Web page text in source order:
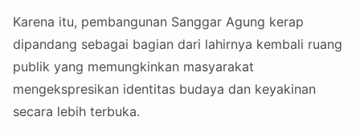
Karena itu, pembangunan Sanggar Agung kerap
dipandang sebagai bagian dari lahirnya kembali ruang
publik yang memungkinkan masyarakat
mengekspresikan identitas budaya dan keyakinan
secara lebih terbuka.